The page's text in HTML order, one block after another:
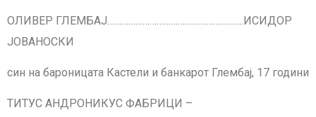
ОЛИВЕР ГЛЕМБАЈ………………………………………………….ИСИДОР
ЈОВАНОСКИ
син на бароницата Кастели и банкарот Глембај, 17 години
ТИТУС АНДРОНИКУС ФАБРИЦИ –